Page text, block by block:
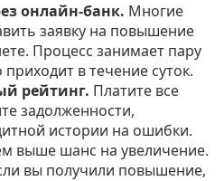
онлайн‑банк. Многие
заявку на повышение
Процесс занимает пару
в течение суток.
рейтинг. Платите все
задолженности,
истории на ошибки.
выше шанс на увеличение.
вы получили повышение,